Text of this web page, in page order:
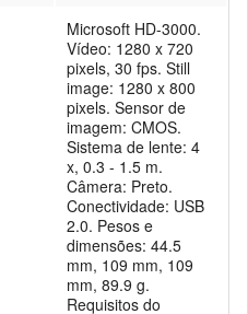
Microsoft HD-3000.
Vídeo: 1280 x 720
pixels, 30 fps. Still
image: 1280 x 800
pixels. Sensor de
imagem: CMOS.
Sistema de lente: 4
x, 0.3 - 1.5 m.
Câmera: Preto.
Conectividade: USB
2.0. Pesos e
dimensões: 44.5
mm, 109 mm, 109
mm, 89.9 g.
Requisitos do